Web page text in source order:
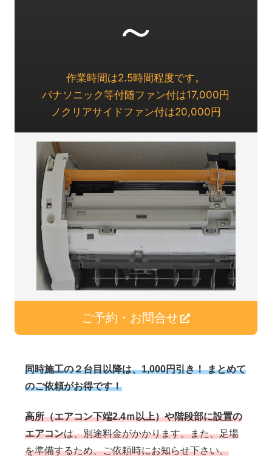
～
作業時間は2.5時間程度です。
パナソニック等付随ファン付は17,000円
ノクリアサイドファン付は20,000円
ご予約・お問合せ
同時施工の２台目以降は、1,000円引き！ まとめて
のご依頼がお得です！
高所（エアコン下端2.4ｍ以上）や階段部に設置の
エアコンは、別途料金がかかります。また、足場
を準備するため、ご依頼時にお知らせ下さい。